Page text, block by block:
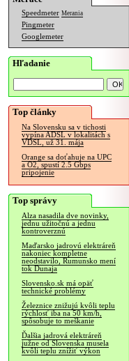
Speedmeter Merania
Pingmeter
Googlemeter
Hľadanie
Top články
Na Slovensku sa v tichosti
vypína ADSL v lokalitách s
VDSL, už 31. mája
Orange sa doťahuje na UPC
a O2, spustí 2.5 Gbps
pripojenie
Top správy
Alza nasadila dve novinky,
jednu užitočnú a jednu
kontroverznú
Maďarsko jadrovú elektráreň
nakoniec kompletne
neodstavilo, Rumunsko mení
tok Dunaja
Slovensko.sk má opäť
technické problémy
Železnice znižujú kvôli teplu
rýchlosť iba na 50 km/h,
spôsobuje to meškanie
Ďalšia jadrová elektráreň
južne od Slovenska musela
kvôli teplu znížiť výkon